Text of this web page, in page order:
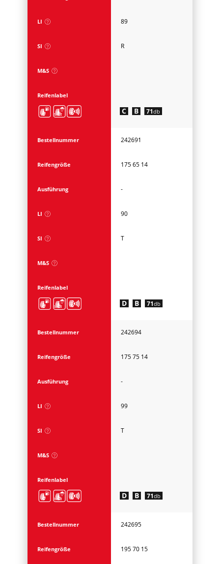
LI 89
SI R
M&S
Reifenlabel
C B 71db
Bestellnummer 242691
Reifengröße 175 65 14
Ausführung -
LI 90
SI T
M&S
Reifenlabel
D B 71db
Bestellnummer 242694
Reifengröße 175 75 14
Ausführung -
LI 99
SI T
M&S
Reifenlabel
D B 71db
Bestellnummer 242695
Reifengröße 195 70 15